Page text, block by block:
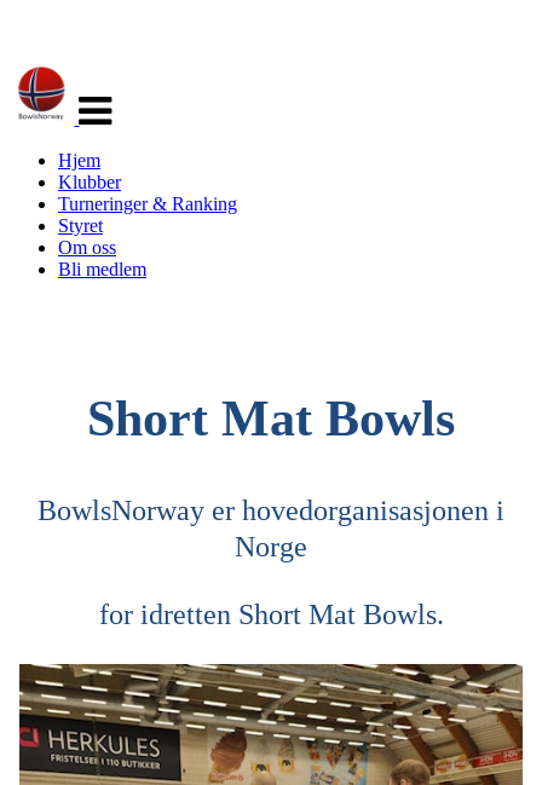
navigasjon
Hjem
Klubber
Turneringer & Ranking
Styret
Om oss
Bli medlem
Short Mat Bowls
BowlsNorway er hovedorganisasjonen i
Norge
for idretten Short Mat Bowls.